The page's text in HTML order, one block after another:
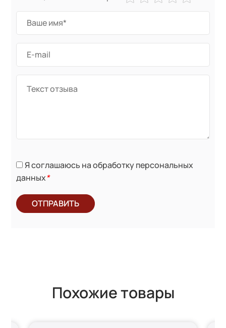
Я соглашаюсь на обработку персональных
данных*
ОТПРАВИТЬ
Похожие товары